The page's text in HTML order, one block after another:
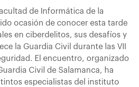
de Informática de la
ocasión de conocer esta tarde
en ciberdelitos, sus desafíos y
la Guardia Civil durante las VII
El encuentro, organizado
Civil de Salamanca, ha
especialistas del instituto